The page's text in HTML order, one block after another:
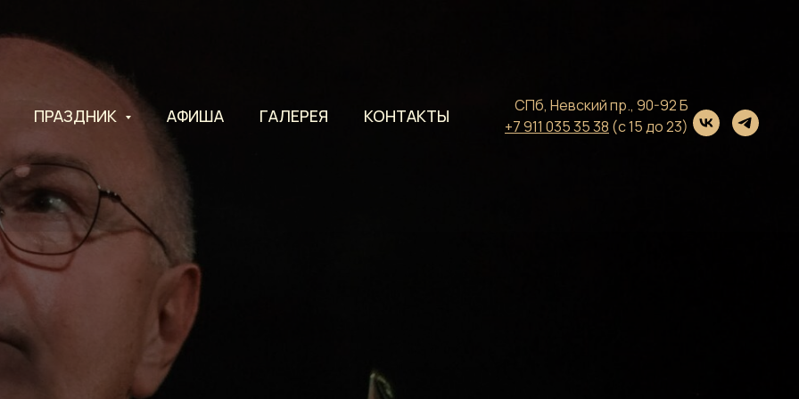
ПРАЗДНИК АФИША ГАЛЕРЕЯ КОНТАКТЫ
СПб, Невский пр., 90-92 Б
+7 911 035 35 38 (с 15 до 23)